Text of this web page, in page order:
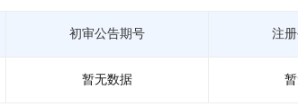
初审公告期号 注
暂无数据